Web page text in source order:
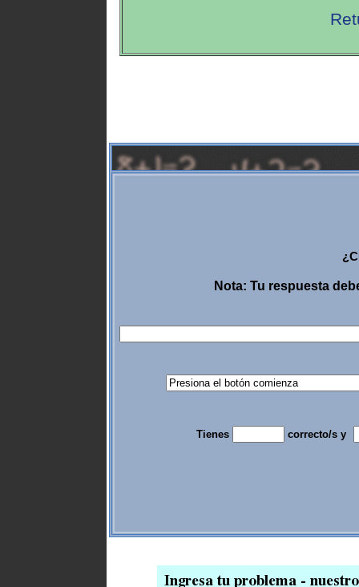
Nota: Tu respuesta
Tienes correcto/s y